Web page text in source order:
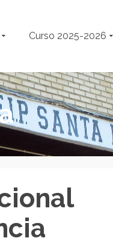
Curso 2025-2026